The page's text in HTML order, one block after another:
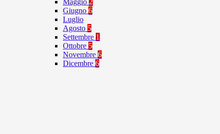
Maggio 2
Giugno 6
Luglio
Agosto 5
Settembre 1
Ottobre 5
Novembre 6
Dicembre 6